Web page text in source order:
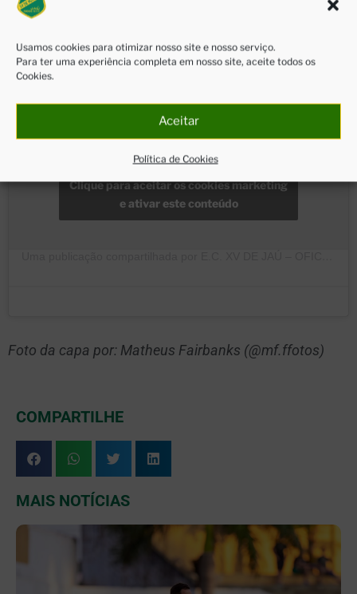
Usamos cookies para otimizar nosso site e nosso serviço.
Para ter uma experiência completa em nosso site, aceite todos os
Cookies.
Aceitar
Política de Cookies
Clique para aceitar os cookies marketing
e ativar este conteúdo
Foto da capa por: Matheus Fairbanks (@mf.ffotos)
COMPARTILHE
MAIS NOTÍCIAS